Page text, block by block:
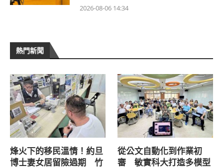
2026-08-06 14:34
熱門新聞
烽火下的移民溫情！約旦
博士妻女居留險過期 竹
從公文自動化到作業初
審 敏實科大打造多模型